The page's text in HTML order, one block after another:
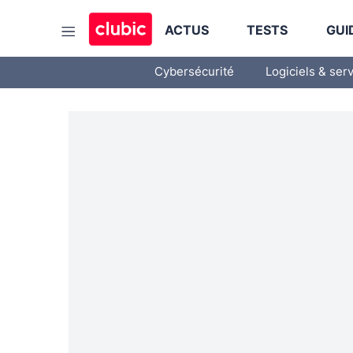
ACTUS TESTS
Cybersécurité Logiciels &